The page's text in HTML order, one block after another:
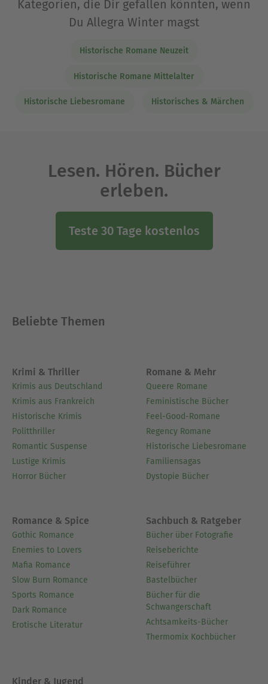
Kategorien, die Dir gefallen könnten, wenn
Du Allegra Winter magst
Historische Romane Neuzeit
Historische Romane Mittelalter
Historische Liebesromane Historisches & Märchen
Lesen. Hören. Bücher
erleben.
Teste 30 Tage kostenlos
Beliebte Themen
Krimi & Thriller
Krimis aus Deutschland
Krimis aus Frankreich
Historische Krimis
Politthriller
Romantic Suspense
Lustige Krimis
Horror Bücher
Romane & Mehr
Queere Romane
Feministische Bücher
Feel-Good-Romane
Regency Romane
Historische Liebesromane
Familiensagas
Dystopie Bücher
Romance & Spice
Gothic Romance
Enemies to Lovers
Mafia Romance
Slow Burn Romance
Sports Romance
Dark Romance
Erotische Literatur
Sachbuch & Ratgeber
Bücher über Fotografie
Reiseberichte
Reiseführer
Bastelbücher
Bücher für die
Schwangerschaft
Achtsamkeits-Bücher
Thermomix Kochbücher
Kinder & Jugend